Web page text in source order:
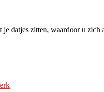
datjes zitten, waardoor u